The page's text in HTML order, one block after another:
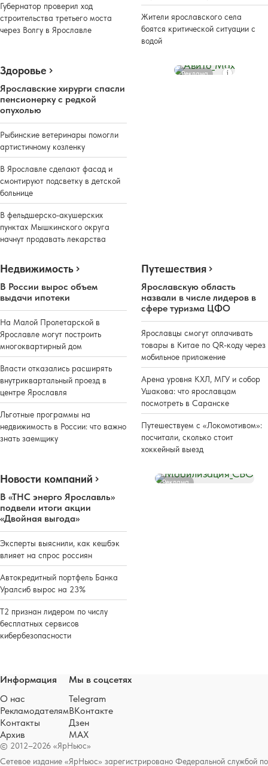
Губернатор проверил ход
строительства третьего моста
через Волгу в Ярославле
Жители ярославского села
боятся критической ситуации с
водой
Здоровье
Ярославские хирурги спасли
пенсионерку с редкой
опухолью
Рыбинские ветеринары помогли
артистичному козленку
В Ярославле сделают фасад и
смонтируют подсветку в детской
больнице
В фельдшерско-акушерских
пунктах Мышкинского округа
начнут продавать лекарства
Реклама
Недвижимость
В России вырос объем
выдачи ипотеки
На Малой Пролетарской в
Ярославле могут построить
многоквартирный дом
Власти отказались расширять
внутриквартальный проезд в
центре Ярославля
Льготные программы на
недвижимость в России: что важно
знать заемщику
Путешествия
Ярославскую область
назвали в числе лидеров в
сфере туризма ЦФО
Ярославцы смогут оплачивать
товары в Китае по QR-коду через
мобильное приложение
Арена уровня КХЛ, МГУ и собор
Ушакова: что ярославцам
посмотреть в Саранске
Путешествуем с «Локомотивом»:
посчитали, сколько стоит
хоккейный выезд
Новости компаний
В «ТНС энерго Ярославль»
подвели итоги акции
«Двойная выгода»
Эксперты выяснили, как кешбэк
влияет на спрос россиян
Автокредитный портфель Банка
Уралсиб вырос на 23%
Т2 признан лидером по числу
бесплатных сервисов
кибербезопасности
Реклама
© 2012–2026 «ЯрНьюс»
Сетевое издание «ЯрНьюс» зарегистрировано Федеральной службой по
Информация
О нас
Рекламодателям
Контакты
Архив
Мы в соцсетях
Telegram
ВКонтакте
Дзен
MAX